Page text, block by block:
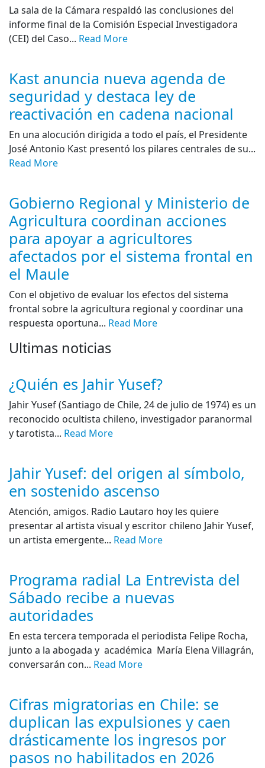
La sala de la Cámara respaldó las conclusiones del
informe final de la Comisión Especial Investigadora
(CEI) del Caso... Read More
Kast anuncia nueva agenda de
seguridad y destaca ley de
reactivación en cadena nacional
En una alocución dirigida a todo el país, el Presidente
José Antonio Kast presentó los pilares centrales de su...
Read More
Gobierno Regional y Ministerio de
Agricultura coordinan acciones
para apoyar a agricultores
afectados por el sistema frontal en
el Maule
Con el objetivo de evaluar los efectos del sistema
frontal sobre la agricultura regional y coordinar una
respuesta oportuna... Read More
Ultimas noticias
¿Quién es Jahir Yusef?
Jahir Yusef (Santiago de Chile, 24 de julio de 1974) es un
reconocido ocultista chileno, investigador paranormal
y tarotista... Read More
Jahir Yusef: del origen al símbolo,
en sostenido ascenso
Atención, amigos. Radio Lautaro hoy les quiere
presentar al artista visual y escritor chileno Jahir Yusef,
un artista emergente... Read More
Programa radial La Entrevista del
Sábado recibe a nuevas
autoridades
En esta tercera temporada el periodista Felipe Rocha,
junto a la abogada y académica María Elena Villagrán,
conversarán con... Read More
Cifras migratorias en Chile: se
duplican las expulsiones y caen
drásticamente los ingresos por
pasos no habilitados en 2026